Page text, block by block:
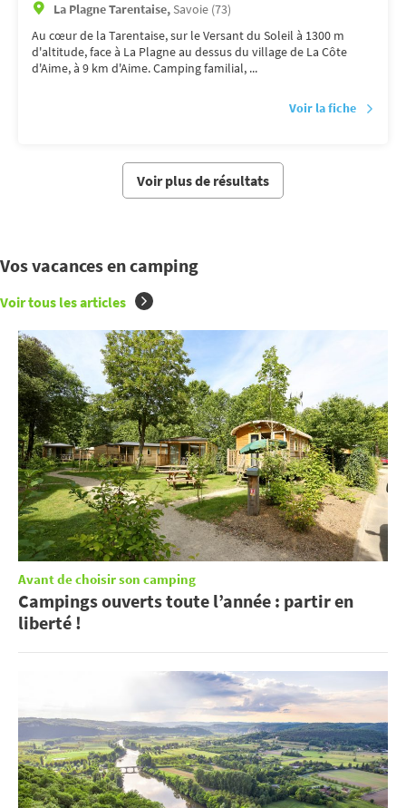
La Plagne Tarentaise, Savoie (73)
Au cœur de la Tarentaise, sur le Versant du Soleil à 1300 m
d'altitude, face à La Plagne au dessus du village de La Côte
d'Aime, à 9 km d'Aime. Camping familial, ...
Voir la fiche
Voir plus de résultats
Vos vacances en camping
Voir tous les articles
Avant de choisir son camping
Campings ouverts toute l’année : partir en
liberté !